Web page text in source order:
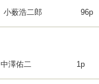
小薮浩二郎 96p
中澤佑二 1p